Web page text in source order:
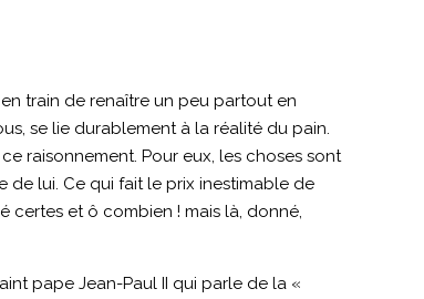
train de renaître un peu partout en
se lie durablement à la réalité du pain.
raisonnement. Pour eux, les choses sont
de lui. Ce qui fait le prix inestimable de
certes et ô combien ! mais là, donné,
pape Jean-Paul II qui parle de la «